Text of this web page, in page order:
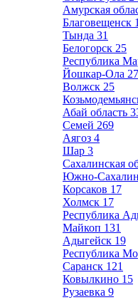
Амурская
Благовещенск
Тында 31
Белогорск 25
Республика
Йошкар-Ола
Волжск 25
Абай область
Семей 269
Аягоз 4
Шар 3
Сахалинская
Южно-
Корсаков 17
Холмск 17
Республика
Майкоп 131
Адыгейск 19
Республика
Саранск 121
Ковылкино 15
Рузаевка 9